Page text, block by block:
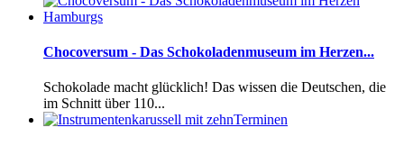
Chocoversum - Das Schokoladenmuseum im Herzen...
Schokolade macht glücklich! Das wissen die Deutschen, die
im Schnitt über 110...